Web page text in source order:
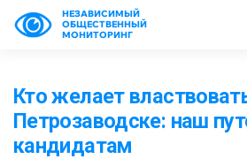
НЕЗАВИСИМЫЙ
ОБЩЕСТВЕННЫЙ
МОНИТОРИНГ
Кто желает
Петрозаводске: наш
кандидатам